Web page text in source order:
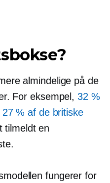
almindelige på de
For eksempel,32 %
27 % af de britiske
tilmeldt en
fungerer for